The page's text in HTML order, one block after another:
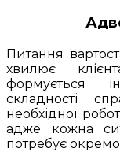
Питання
хвилює
формується
складності
необхідної
адже кожна
потребує